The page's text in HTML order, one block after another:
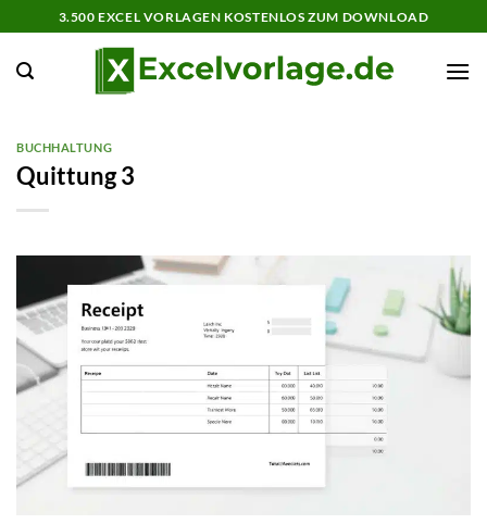
Inhalt
springen
3.500 EXCEL VORLAGEN KOSTENLOS ZUM DOWNLOAD
BUCHHALTUNG
Quittung 3